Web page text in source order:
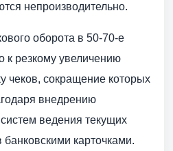
непроизводительно.
оборота в 50-70-е
к резкому увеличению
чеков, сокращение которых
внедрению
ведения текущих
банковскими карточками.